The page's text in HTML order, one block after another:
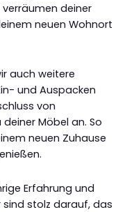
deiner
neuen Wohnort
auch weitere
und Auspacken
von
Möbel an. So
neuen Zuhause
Erfahrung und
sind stolz darauf, das